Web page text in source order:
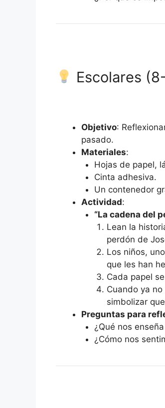
Escolares
Objetivo:
pasado.
Materiales:
Hojas de papel,
Cinta adhesiva.
Un contenedor
Actividad:
“La cadena del
Lean la
perdón de
Los niños,
que les han
Cada papel
Cuando ya
simbolizar
Preguntas para
¿Qué nos
¿Cómo nos